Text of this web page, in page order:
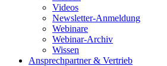
Videos
Newsletter-Anmeldung
Webinare
Webinar-Archiv
Wissen
Ansprechpartner & Vertrieb